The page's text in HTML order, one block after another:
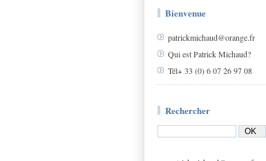
Bienvenue
patrickmichaud@orange.fr
Qui est Patrick Michaud?
Tél+ 33 (0) 6 07 26 97 08
Rechercher